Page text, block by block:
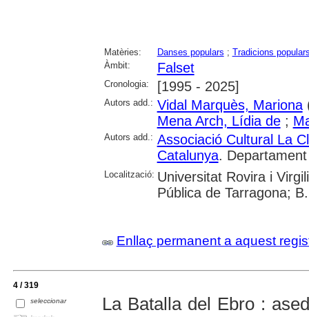
Matèries: Danses populars ; Tradicions
Àmbit:
Falset
Cronologia: [1995 - 2025]
Autors add.: Vidal Marquès, Mariona
Mena Arch, Lídia de;
Autors add.: Associació Cultural La
Catalunya.
Localització: Universitat Rovira i
Pública de Tarragona;
Enllaç permanent a aquest
4 / 319
seleccionar
La Batalla del Ebro :